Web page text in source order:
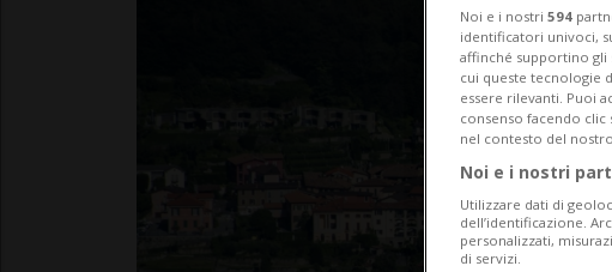
Noi e i nostri 594
identificatori univoci,
affinché supportino gli
cui queste tecnologie
essere rilevanti. Puoi
consenso facendo clic
nel contesto del
Noi e i nostri
Utilizzare dati di
dell’identificazione.
personalizzati,
di servizi.